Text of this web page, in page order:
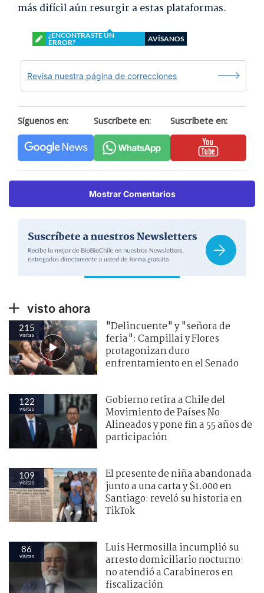
más difícil aún resurgir a estas plataformas.
¿ENCONTRASTE UN
ERROR?
AVÍSANOS
Revisa nuestra página de correcciones
Síguenos en: Suscríbete en: Suscríbete en:
Mostrar Comentarios
visto ahora
215
visitas
"Delincuente" y "señora de
feria": Campillai y Flores
protagonizan duro
enfrentamiento en el Senado
122
visitas
Gobierno retira a Chile del
Movimiento de Países No
Alineados y pone fin a 55 años de
participación
109
visitas
El presente de niña abandonada
junto a una carta y $1.000 en
Santiago: reveló su historia en
TikTok
86
visitas
Luis Hermosilla incumplió su
arresto domiciliario nocturno:
no atendió a Carabineros en
fiscalización